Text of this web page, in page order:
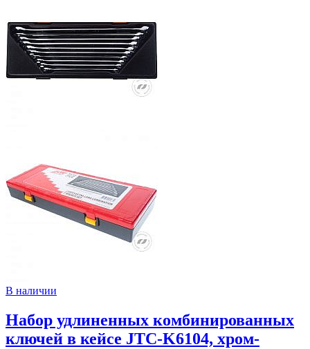
В наличии
Набор удлиненных комбинированных
ключей в кейсе JTC-K6104, хром-